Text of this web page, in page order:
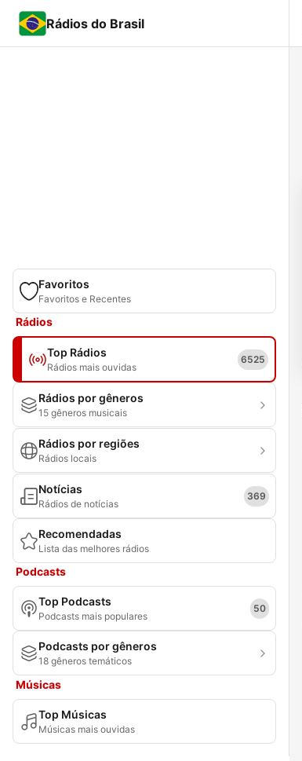
Rádios do Brasil
Favoritos
Favoritos e Recentes
Rádios
Top Rádios
Rádios mais ouvidas
6525
Rádios por gêneros
15 gêneros musicais
Rádios por regiões
Rádios locais
Notícias
Rádios de notícias
369
Recomendadas
Lista das melhores rádios
Podcasts
Top Podcasts
Podcasts mais populares
50
Podcasts por gêneros
18 gêneros temáticos
Músicas
Top Músicas
Músicas mais ouvidas